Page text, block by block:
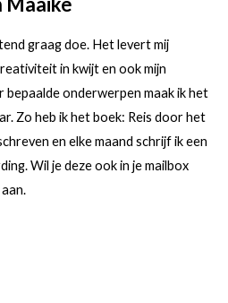
graag doe. Het levert mij
in kwijt en ook mijn
bepaalde onderwerpen maak ik het
Zo heb ik het boek: Reis door het
en elke maand schrijf ik een
Wil je deze ook in je mailbox
aan.